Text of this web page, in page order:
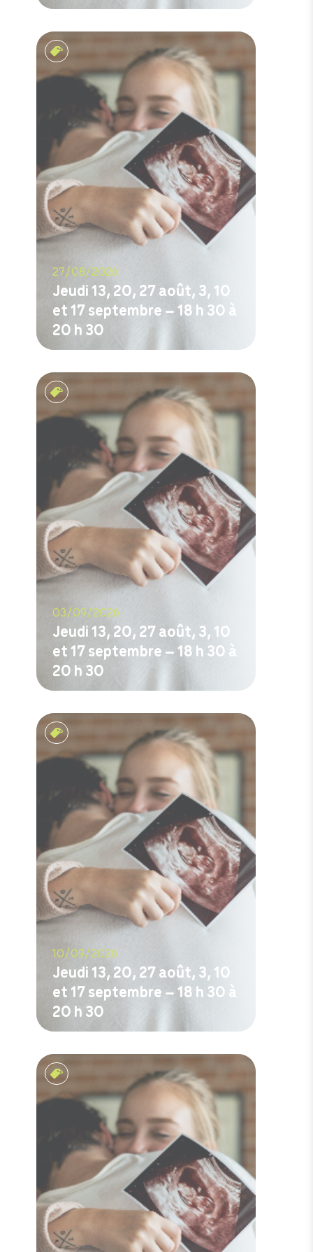
Rencontres prénatales
27/08/2026
Jeudi 13, 20, 27 août, 3, 10
et 17 septembre – 18 h 30 à
20 h 30
Rencontres prénatales
03/09/2026
Jeudi 13, 20, 27 août, 3, 10
et 17 septembre – 18 h 30 à
20 h 30
Rencontres prénatales
10/09/2026
Jeudi 13, 20, 27 août, 3, 10
et 17 septembre – 18 h 30 à
20 h 30
Rencontres prénatales